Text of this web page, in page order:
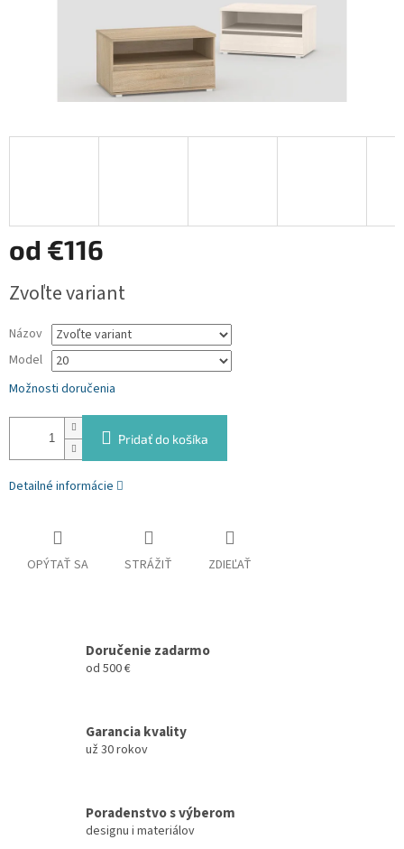
od €116
cena:
Zvoľte variant
Názov
Model
Možnosti doručenia
Pridať do košíka
Detailné informácie
OPÝTAŤ SA STRÁŽIŤ ZDIEĽAŤ
Doručenie zadarmo
od 500 €
Garancia kvality
už 30 rokov
Poradenstvo s výberom
designu i materiálov